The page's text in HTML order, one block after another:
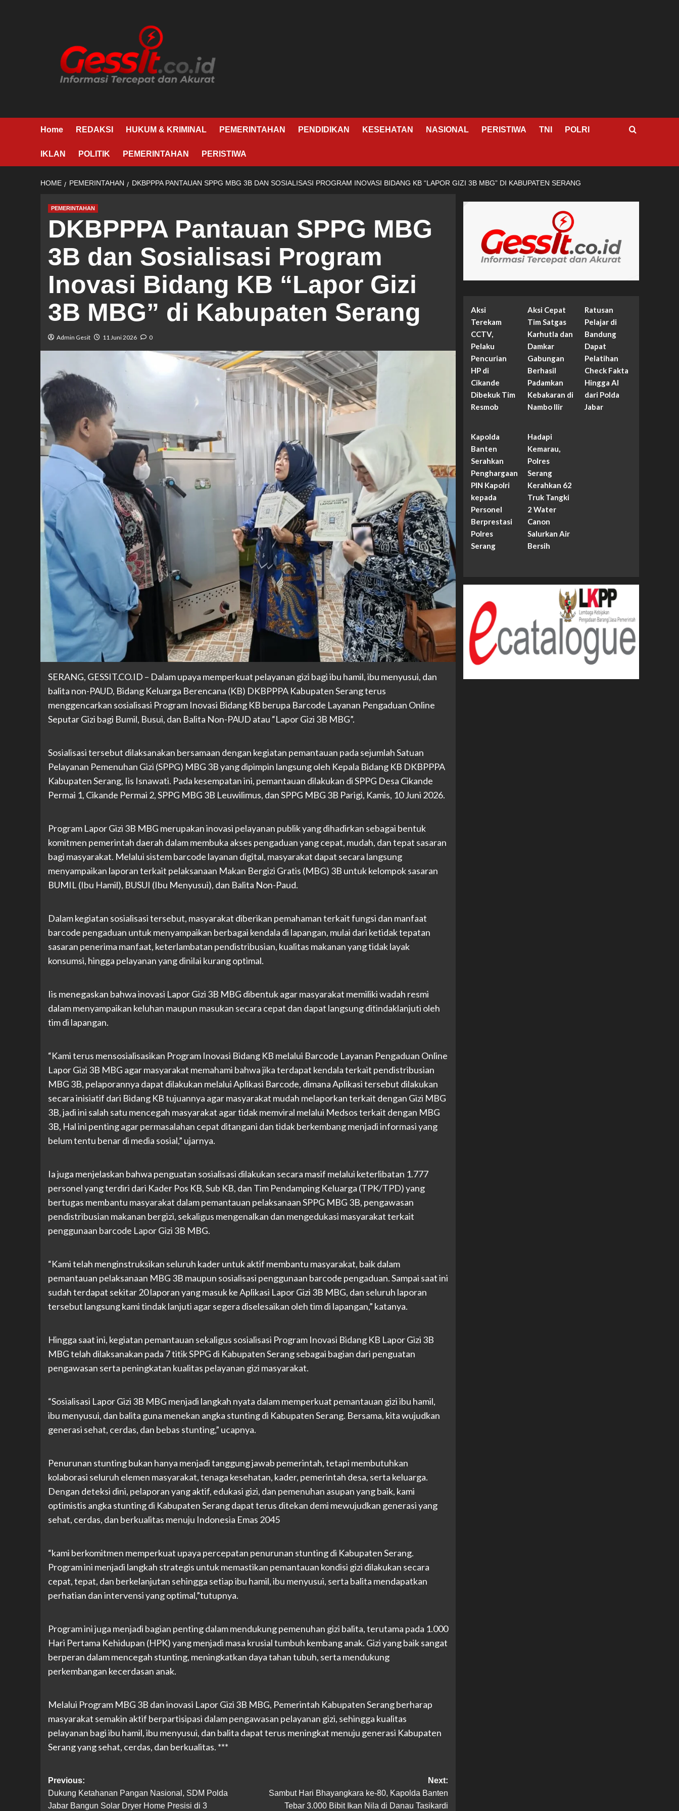
Home REDAKSI HUKUM & KRIMINAL PEMERINTAHAN PENDIDIKAN KESEHATAN NASIONAL PERISTIWA TNI POLRI
IKLAN POLITIK PEMERINTAHAN PERISTIWA
HOME PEMERINTAHAN DKBPPPA PANTAUAN SPPG MBG 3B DAN SOSIALISASI PROGRAM INOVASI BIDANG KB “LAPOR GIZI 3B MBG” DI KABUPATEN SERANG
PEMERINTAHAN
DKBPPPA Pantauan SPPG MBG
3B dan Sosialisasi Program
Inovasi Bidang KB “Lapor Gizi
3B MBG” di Kabupaten Serang
Admin Gesit 11 Juni 2026 0
SERANG, GESSIT.CO.ID – Dalam upaya memperkuat pelayanan gizi bagi ibu hamil, ibu menyusui, dan
balita non-PAUD, Bidang Keluarga Berencana (KB) DKBPPPA Kabupaten Serang terus
menggencarkan sosialisasi Program Inovasi Bidang KB berupa Barcode Layanan Pengaduan Online
Seputar Gizi bagi Bumil, Busui, dan Balita Non-PAUD atau “Lapor Gizi 3B MBG”.
Sosialisasi tersebut dilaksanakan bersamaan dengan kegiatan pemantauan pada sejumlah Satuan
Pelayanan Pemenuhan Gizi (SPPG) MBG 3B yang dipimpin langsung oleh Kepala Bidang KB DKBPPPA
Kabupaten Serang, Iis Isnawati. Pada kesempatan ini, pemantauan dilakukan di SPPG Desa Cikande
Permai 1, Cikande Permai 2, SPPG MBG 3B Leuwilimus, dan SPPG MBG 3B Parigi, Kamis, 10 Juni 2026.
Program Lapor Gizi 3B MBG merupakan inovasi pelayanan publik yang dihadirkan sebagai bentuk
komitmen pemerintah daerah dalam membuka akses pengaduan yang cepat, mudah, dan tepat sasaran
bagi masyarakat. Melalui sistem barcode layanan digital, masyarakat dapat secara langsung
menyampaikan laporan terkait pelaksanaan Makan Bergizi Gratis (MBG) 3B untuk kelompok sasaran
BUMIL (Ibu Hamil), BUSUI (Ibu Menyusui), dan Balita Non-Paud.
Dalam kegiatan sosialisasi tersebut, masyarakat diberikan pemahaman terkait fungsi dan manfaat
barcode pengaduan untuk menyampaikan berbagai kendala di lapangan, mulai dari ketidak tepatan
sasaran penerima manfaat, keterlambatan pendistribusian, kualitas makanan yang tidak layak
konsumsi, hingga pelayanan yang dinilai kurang optimal.
Iis menegaskan bahwa inovasi Lapor Gizi 3B MBG dibentuk agar masyarakat memiliki wadah resmi
dalam menyampaikan keluhan maupun masukan secara cepat dan dapat langsung ditindaklanjuti oleh
tim di lapangan.
“Kami terus mensosialisasikan Program Inovasi Bidang KB melalui Barcode Layanan Pengaduan Online
Lapor Gizi 3B MBG agar masyarakat memahami bahwa jika terdapat kendala terkait pendistribusian
MBG 3B, pelaporannya dapat dilakukan melalui Aplikasi Barcode, dimana Aplikasi tersebut dilakukan
secara inisiatif dari Bidang KB tujuannya agar masyarakat mudah melaporkan terkait dengan Gizi MBG
3B, jadi ini salah satu mencegah masyarakat agar tidak memviral melalui Medsos terkait dengan MBG
3B, Hal ini penting agar permasalahan cepat ditangani dan tidak berkembang menjadi informasi yang
belum tentu benar di media sosial,” ujarnya.
Ia juga menjelaskan bahwa penguatan sosialisasi dilakukan secara masif melalui keterlibatan 1.777
personel yang terdiri dari Kader Pos KB, Sub KB, dan Tim Pendamping Keluarga (TPK/TPD) yang
bertugas membantu masyarakat dalam pemantauan pelaksanaan SPPG MBG 3B, pengawasan
pendistribusian makanan bergizi, sekaligus mengenalkan dan mengedukasi masyarakat terkait
penggunaan barcode Lapor Gizi 3B MBG.
“Kami telah menginstruksikan seluruh kader untuk aktif membantu masyarakat, baik dalam
pemantauan pelaksanaan MBG 3B maupun sosialisasi penggunaan barcode pengaduan. Sampai saat ini
sudah terdapat sekitar 20 laporan yang masuk ke Aplikasi Lapor Gizi 3B MBG, dan seluruh laporan
tersebut langsung kami tindak lanjuti agar segera diselesaikan oleh tim di lapangan,” katanya.
Hingga saat ini, kegiatan pemantauan sekaligus sosialisasi Program Inovasi Bidang KB Lapor Gizi 3B
MBG telah dilaksanakan pada 7 titik SPPG di Kabupaten Serang sebagai bagian dari penguatan
pengawasan serta peningkatan kualitas pelayanan gizi masyarakat.
“Sosialisasi Lapor Gizi 3B MBG menjadi langkah nyata dalam memperkuat pemantauan gizi ibu hamil,
ibu menyusui, dan balita guna menekan angka stunting di Kabupaten Serang. Bersama, kita wujudkan
generasi sehat, cerdas, dan bebas stunting,” ucapnya.
Penurunan stunting bukan hanya menjadi tanggung jawab pemerintah, tetapi membutuhkan
kolaborasi seluruh elemen masyarakat, tenaga kesehatan, kader, pemerintah desa, serta keluarga.
Dengan deteksi dini, pelaporan yang aktif, edukasi gizi, dan pemenuhan asupan yang baik, kami
optimistis angka stunting di Kabupaten Serang dapat terus ditekan demi mewujudkan generasi yang
sehat, cerdas, dan berkualitas menuju Indonesia Emas 2045
“kami berkomitmen memperkuat upaya percepatan penurunan stunting di Kabupaten Serang.
Program ini menjadi langkah strategis untuk memastikan pemantauan kondisi gizi dilakukan secara
cepat, tepat, dan berkelanjutan sehingga setiap ibu hamil, ibu menyusui, serta balita mendapatkan
perhatian dan intervensi yang optimal,”tutupnya.
Program ini juga menjadi bagian penting dalam mendukung pemenuhan gizi balita, terutama pada 1.000
Hari Pertama Kehidupan (HPK) yang menjadi masa krusial tumbuh kembang anak. Gizi yang baik sangat
berperan dalam mencegah stunting, meningkatkan daya tahan tubuh, serta mendukung
perkembangan kecerdasan anak.
Melalui Program MBG 3B dan inovasi Lapor Gizi 3B MBG, Pemerintah Kabupaten Serang berharap
masyarakat semakin aktif berpartisipasi dalam pengawasan pelayanan gizi, sehingga kualitas
pelayanan bagi ibu hamil, ibu menyusui, dan balita dapat terus meningkat menuju generasi Kabupaten
Serang yang sehat, cerdas, dan berkualitas. ***
Post
navigation
Previous:
Dukung Ketahanan Pangan Nasional, SDM Polda
Jabar Bangun Solar Dryer Home Presisi di 3
Next:
Sambut Hari Bhayangkara ke-80, Kapolda Banten
Tebar 3.000 Bibit Ikan Nila di Danau Tasikardi
Aksi
Terekam
CCTV,
Pelaku
Pencurian
HP di
Cikande
Dibekuk Tim
Resmob
Aksi Cepat
Tim Satgas
Karhutla dan
Damkar
Gabungan
Berhasil
Padamkan
Kebakaran di
Nambo Ilir
Ratusan
Pelajar di
Bandung
Dapat
Pelatihan
Check Fakta
Hingga AI
dari Polda
Jabar
Kapolda
Banten
Serahkan
Penghargaan
PIN Kapolri
kepada
Personel
Berprestasi
Polres
Serang
Hadapi
Kemarau,
Polres
Serang
Kerahkan 62
Truk Tangki
2 Water
Canon
Salurkan Air
Bersih